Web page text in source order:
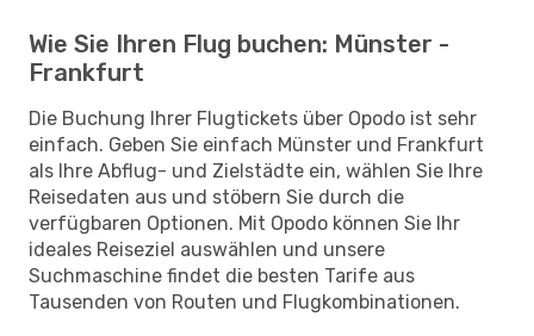
Wie Sie Ihren Flug buchen: Münster -
Frankfurt
Die Buchung Ihrer Flugtickets über Opodo ist sehr
einfach. Geben Sie einfach Münster und Frankfurt
als Ihre Abflug- und Zielstädte ein, wählen Sie Ihre
Reisedaten aus und stöbern Sie durch die
verfügbaren Optionen. Mit Opodo können Sie Ihr
ideales Reiseziel auswählen und unsere
Suchmaschine findet die besten Tarife aus
Tausenden von Routen und Flugkombinationen.